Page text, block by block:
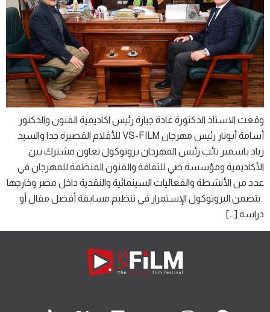
وقعت الاستاذ الدكتورة غادة جبارة رئيس اكاديمية الفنون والدكتور
أسامة أبونار رئيس مهرجان VS-FILM للأفلام القصيرة جدا والسيد
زياد باسمير نائب رئيس المهرجان بروتوكول تعاون مشترك بين
الأكاديمية ومؤسسة ضي للثقافة والفنون المنظمة للمهرجان في
عدد من الأنشطة والفعاليات السينمائية والنقدية داخل مصر وخارجها
. يتضمن البروتوكول الإستمرار في تنظيم مسابقة أفضل مقال أو
دراسة […]